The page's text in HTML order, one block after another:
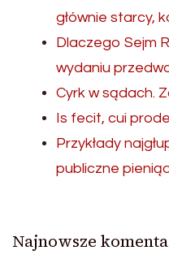
głównie starcy,
Dlaczego Sejm
wydaniu
Cyrk w sądach.
Is fecit, cui
Przykłady
publiczne
Najnowsze